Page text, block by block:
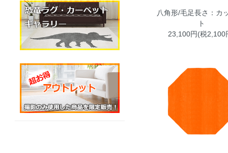
八角形/毛足長さ：カ
ト
23,100円(税2,100